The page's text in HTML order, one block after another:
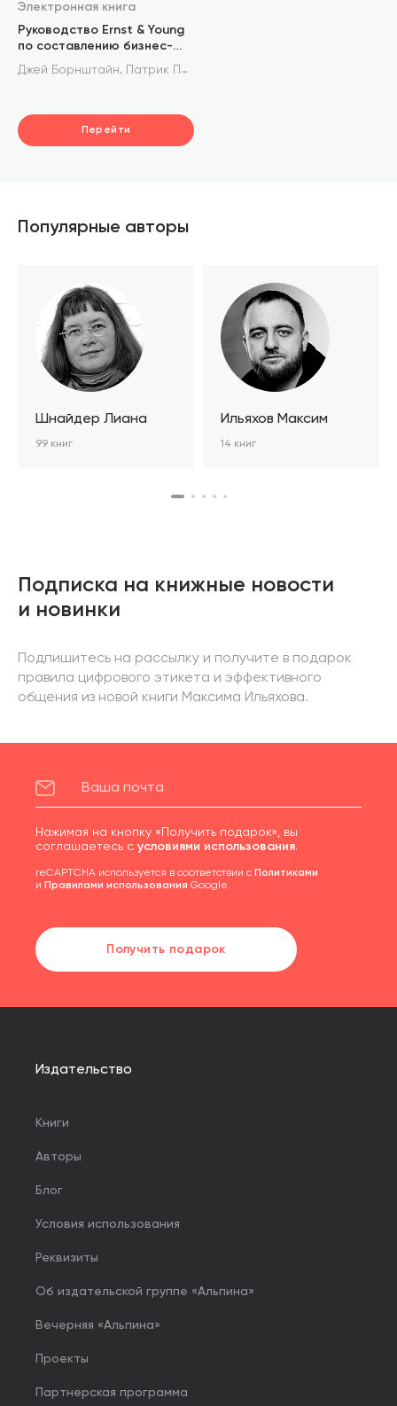
Электронная книга
Руководство Ernst & Young
по составлению бизнес-
планов
Джей Борнштайн, Патрик Пруат
Перейти
Популярные авторы
Шнайдер Лиана
99 книг
Ильяхов Максим
14 книг
Подписка на книжные новости
и новинки
Подпишитесь на рассылку и получите в подарок
правила цифрового этикета и эффективного
общения из новой книги Максима Ильяхова.
Нажимая на кнопку «Получить подарок», вы
соглашаетесь с условиями использования.
reCAPTCHA используется в соответствии с Политиками
и Правилами использования Google.
Получить подарок
Издательство
Книги
Авторы
Блог
Условия использования
Реквизиты
Об издательской группе «Альпина»
Вечерняя «Альпина»
Проекты
Партнерская программа